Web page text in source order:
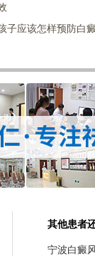
子应该怎样预防白
其他患者
宁波白癜